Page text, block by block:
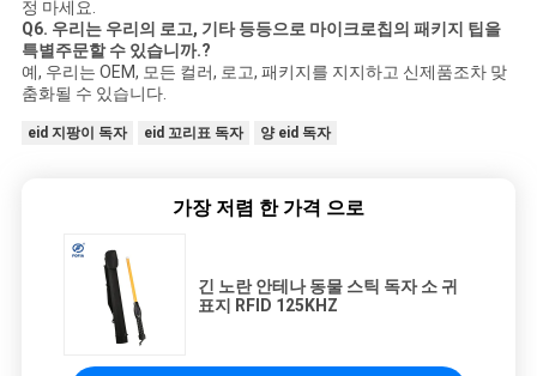
정 마세요.
Q6. 우리는 우리의 로고, 기타 등등으로 마이크로칩의 패키지 팁을
특별주문할 수 있습니까.?
예, 우리는 OEM, 모든 컬러, 로고, 패키지를 지지하고 신제품조차 맞
춤화될 수 있습니다.
eid 지팡이 독자 eid 꼬리표 독자 양 eid 독자
가장 저렴 한 가격 으로
긴 노란 안테나 동물 스틱 독자 소 귀
표지 RFID 125KHZ